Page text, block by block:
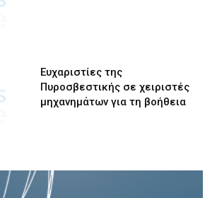
Ευχαριστίες της
Πυροσβεστικής σε χειριστές
μηχανημάτων για τη βοήθεια